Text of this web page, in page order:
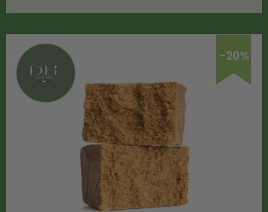
-20%